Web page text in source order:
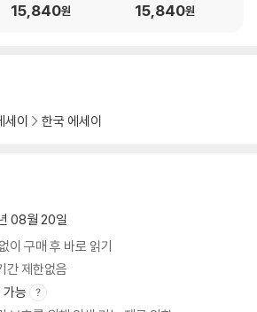
순간이 있다
한다
과 결별을 막는다
정화하자
을 높인다
르다
15,840원 15,840원
세이 한국 에세이
08월 20일
이 구매 후 바로 읽기
간 제한없음
능